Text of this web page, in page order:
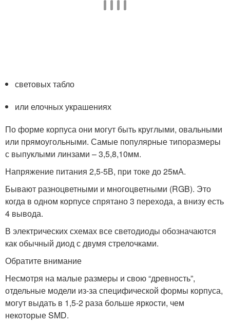
световых табло
или елочных украшениях
По форме корпуса они могут быть круглыми, овальными
или прямоугольными. Самые популярные типоразмеры
с выпуклыми линзами – 3,5,8,10мм.
Напряжение питания 2,5-5В, при токе до 25мА.
Бывают разноцветными и многоцветными (RGB). Это
когда в одном корпусе спрятано 3 перехода, а внизу есть
4 вывода.
В электрических схемах все светодиоды обозначаются
как обычный диод с двумя стрелочками.
Обратите внимание
Несмотря на малые размеры и свою “древность”,
отдельные модели из-за специфической формы корпуса,
могут выдать в 1,5-2 раза больше яркости, чем
некоторые SMD.